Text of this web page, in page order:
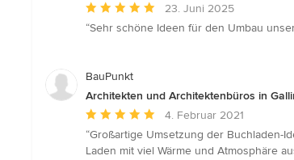
Durchschnittliche
Bewertung:
5
23. Juni 2025
“Sehr schöne Ideen für den Umbau
BauPunkt
Architekten und Architektenbüros in
Durchschnittliche
Bewertung:
5
4. Februar 2021
“Großartige Umsetzung der Buchladen-
Laden mit viel Wärme und Atmosphäre